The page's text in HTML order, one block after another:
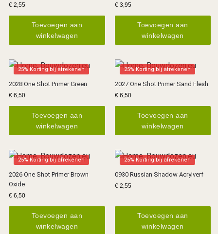
€ 2,55
Toevoegen aan
winkelwagen
€3,95
Toevoegen aan
winkelwagen
25% Korting bij afrekenen
2028 One Shot Primer Green
€ 6,50
Toevoegen aan
winkelwagen
25% Korting bij afrekenen
2027 One Shot Primer Sand Flesh
€6,50
Toevoegen aan
winkelwagen
25% Korting bij afrekenen
2026 One Shot Primer Brown
Oxide
€ 6,50
Toevoegen aan
winkelwagen
25% Korting bij afrekenen
0930 Russian Shadow Acrylverf
€2,55
Toevoegen aan
winkelwagen